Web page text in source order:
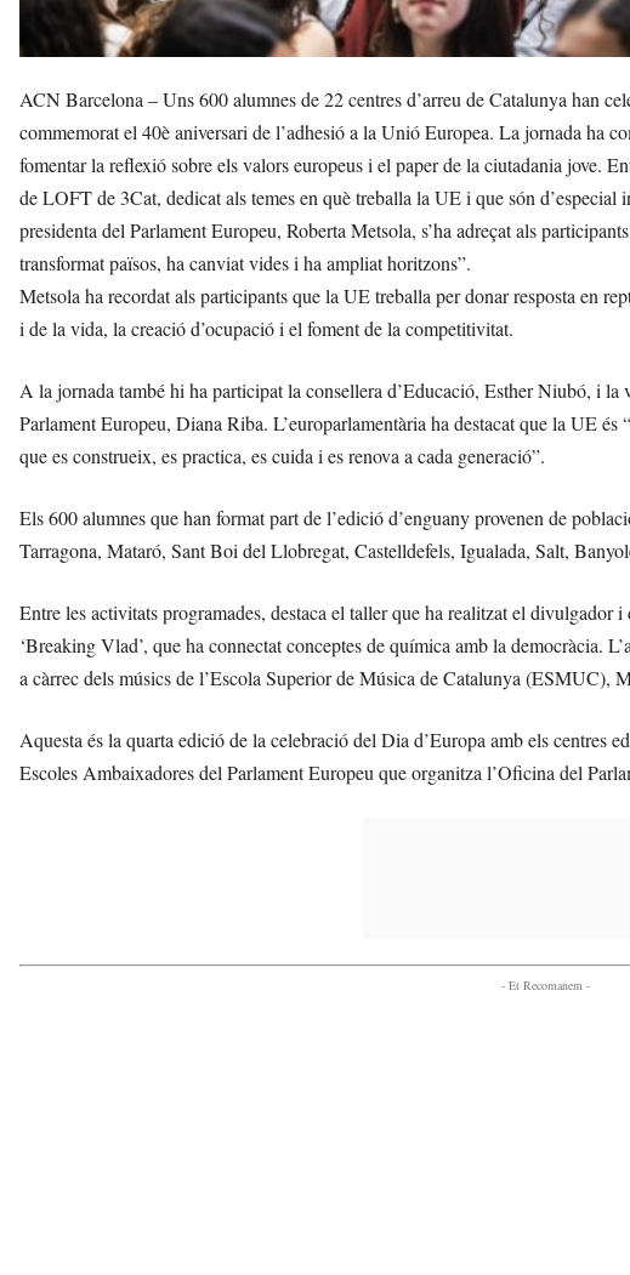
ACN Barcelona – Uns 600 alumnes de 22 centres d’arreu de Catalunya han
commemorat el 40è aniversari de l’adhesió a la Unió Europea. La jornada ha
fomentar la reflexió sobre els valors europeus i el paper de la ciutadania jove.
de LOFT de 3Cat, dedicat als temes en què treballa la UE i que són d’especial
presidenta del Parlament Europeu, Roberta Metsola, s’ha adreçat als
transformat països, ha canviat vides i ha ampliat horitzons”.
Metsola ha recordat als participants que la UE treballa per donar resposta en
i de la vida, la creació d’ocupació i el foment de la competitivitat.
A la jornada també hi ha participat la consellera d’Educació, Esther Niubó, i
Parlament Europeu, Diana Riba. L’europarlamentària ha destacat que la UE
que es construeix, es practica, es cuida i es renova a cada generació”.
Els 600 alumnes que han format part de l’edició d’enguany provenen de
Tarragona, Mataró, Sant Boi del Llobregat, Castelldefels, Igualada, Salt,
Entre les activitats programades, destaca el taller que ha realitzat el
‘Breaking Vlad’, que ha connectat conceptes de química amb la democràcia.
a càrrec dels músics de l’Escola Superior de Música de Catalunya (ESMUC),
Aquesta és la quarta edició de la celebració del Dia d’Europa amb els centres
Escoles Ambaixadores del Parlament Europeu que organitza l’Oficina del
- Et Recomanem -